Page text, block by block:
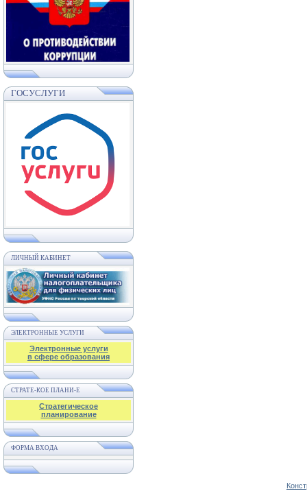
ГОСУСЛУГИ
ЛИЧНЫЙ КАБИНЕТ
ЭЛЕКТРОННЫЕ УСЛУГИ
Электронные услуги
в сфере образования
СТРАТЕ-КОЕ ПЛАНИ-Е
Стратегическое
планирование
ФОРМА ВХОДА